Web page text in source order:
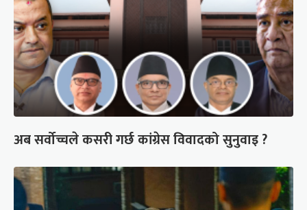
अब सर्वोच्चले कसरी गर्छ कांग्रेस विवादको सुनुवाइ ?